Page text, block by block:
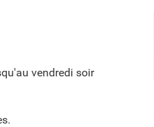
vendredi soir